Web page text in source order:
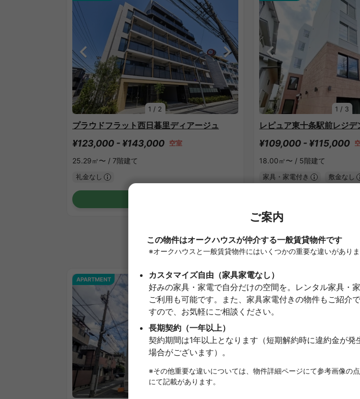
1 / 2
プラウドフラット西日暮里ディアージュ
¥123,000 - ¥143,000 空室
25.29㎡〜 / 7階建て
礼金なし
1 / 3
レピュア東十条駅前レジデ
¥109,000 - ¥115,000
18.00㎡〜 / 5階建て
家具・家電付き 敷金なし
志茂駅のシェア
APARTMENT SHAREHOUSE